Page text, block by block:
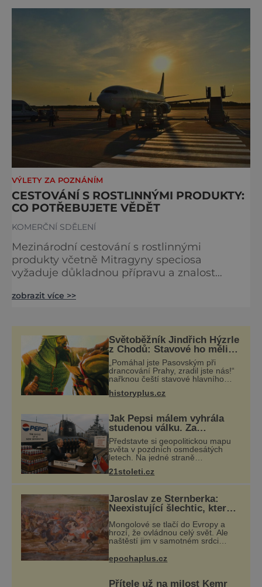
propojením tradičních znalostí s moderními
vědeckými poznatky.
VÝLETY ZA POZNÁNÍM
CESTOVÁNÍ S ROSTLINNÝMI PRODUKTY:
CO POTŘEBUJETE VĚDĚT
KOMERČNÍ SDĚLENÍ
Mezinárodní cestování s rostlinnými
produkty včetně Mitragyny speciosa
vyžaduje důkladnou přípravu a znalost
v různých zemích mohou významně ovlivnit
se seznámit s legislativou cílové destinace.
Nová legislativa v České republice
Významnou změnou pro české cestovatel
zobrazit více >>
Světoběžník Jindřich Hýzrle
z Chodů: Stavové ho měli
za zrádce
„Pomáhal jste Pasovským při
drancování Prahy, zradil jste nás!“
nařknou čeští stavové hlavního
Jindřich se však zastrašit nenechá.
historyplus.cz
Jak Pepsi málem vyhrála
studenou válku. Za
limonádu dostala ponorky i
křižník
Představte si geopolitickou mapu
světa v pozdních osmdesátých
letech. Na jedné straně
Mezi nimi jaderný arzenál schopný
21stoleti.cz
Jaroslav ze Šternberka:
Neexistující šlechtic, který z
Mongolové se tlačí do Evropy a
hrozí, že ovládnou celý svět. Ale
naštěstí jim v samotném srdci
království, které dokáže
dobyvatelské hordy zastavit. Co
epochaplus.cz
Přítele už na milost Kemr